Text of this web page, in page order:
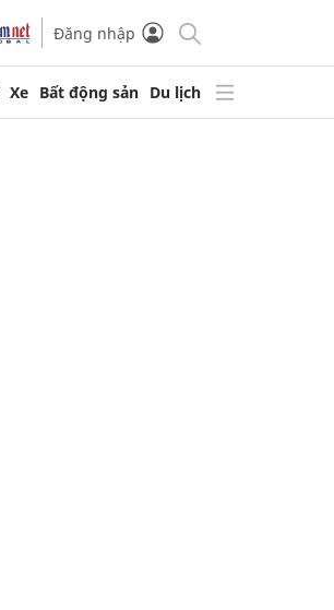
Đăng nhập
Xe Bất động sản Du lịch